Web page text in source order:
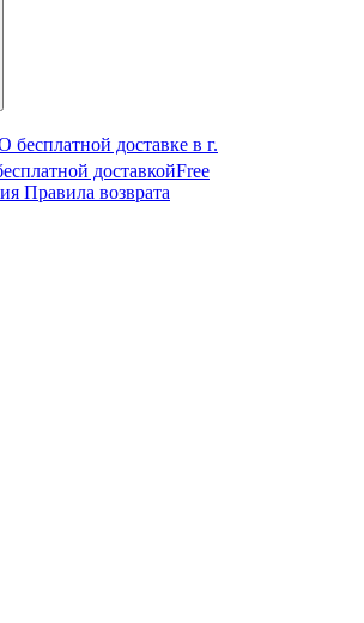
бесплатной доставке в г.
доставкойFree
Правила возврата